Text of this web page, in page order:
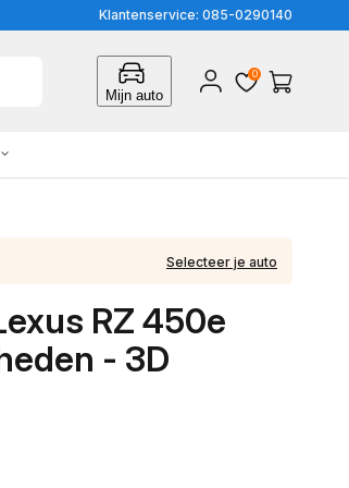
Klantenservice: 085-0290140
Mijn auto
Inloggen 0
Winkelwagen
Selecteer je auto
RZ 450e
- 3D